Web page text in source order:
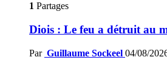
1 Partages
Diois : Le feu a détruit au
Par Guillaume Sockeel 04/08/